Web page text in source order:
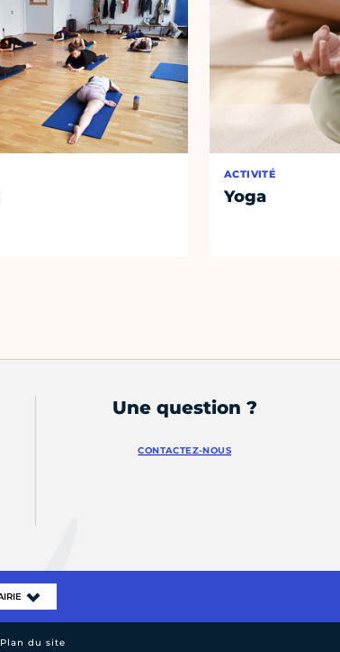
ACTIVITÉ
Yoga
Une question ?
CONTACTEZ-NOUS
Plan du site